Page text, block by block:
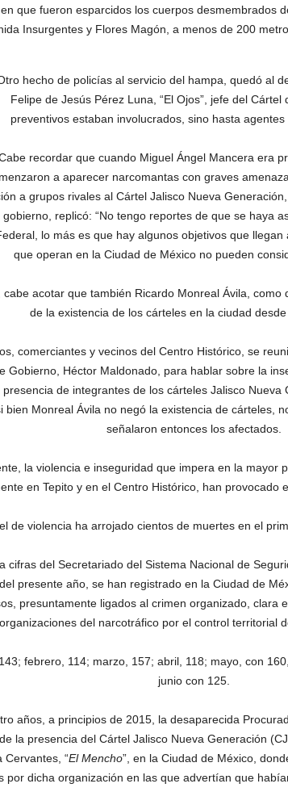
que fueron esparcidos los cuerpos desmembrados
Insurgentes y Flores Magón, a menos de 200
hecho de policías al servicio del hampa, quedó al
Felipe de Jesús Pérez Luna, “El Ojos”, jefe del
preventivos estaban involucrados, sino hasta
recordar que cuando Miguel Ángel Mancera era
a aparecer narcomantas con graves
a grupos rivales al Cártel Jalisco Nueva
replicó: “No tengo reportes de que se haya
lo más es que hay algunos objetivos que
que operan en la Ciudad de México no pueden
cabe acotar que también Ricardo Monreal Ávila, como
de la existencia de los cárteles en la ciudad
comerciantes y vecinos del Centro Histórico, se
Gobierno, Héctor Maldonado, para hablar sobre la
de integrantes de los cárteles Jalisco Nueva
bien Monreal Ávila no negó la existencia de cárteles,
señalaron entonces los afectados.
la violencia e inseguridad que impera en la mayor
en Tepito y en el Centro Histórico, han provocado
de violencia ha arrojado cientos de muertes en el
cifras del Secretariado del Sistema Nacional de
presente año, se han registrado en la Ciudad de
presuntamente ligados al crimen organizado, clara
organizaciones del narcotráfico por el control territorial
febrero, 114; marzo, 157; abril, 118; mayo, con
junio con 125.
años, a principios de 2015, la desaparecida
la presencia del Cártel Jalisco Nueva Generación
Cervantes, “El Mencho”, en la Ciudad de México,
por dicha organización en las que advertían que